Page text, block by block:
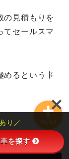
の見積もりを
てセールスマ
めるという事
MENU
の車
り／
を探す